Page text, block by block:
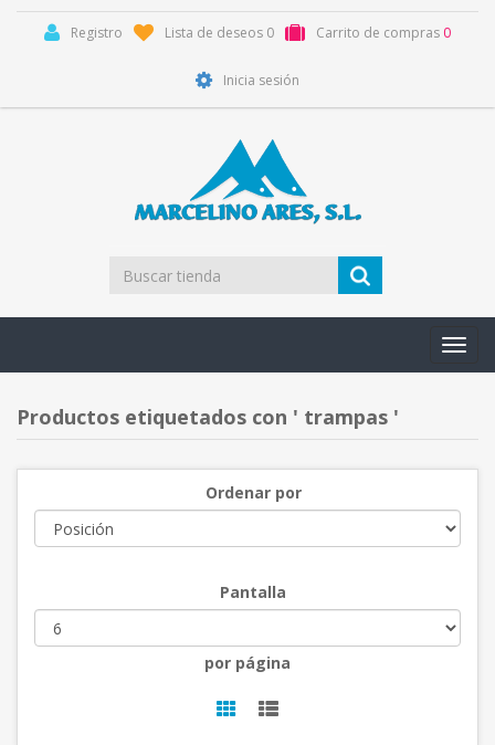
Registro Lista de deseos 0 Carrito de compras 0
Inicia sesión
Productos etiquetados con ' trampas '
Ordenar por
Pantalla
por página